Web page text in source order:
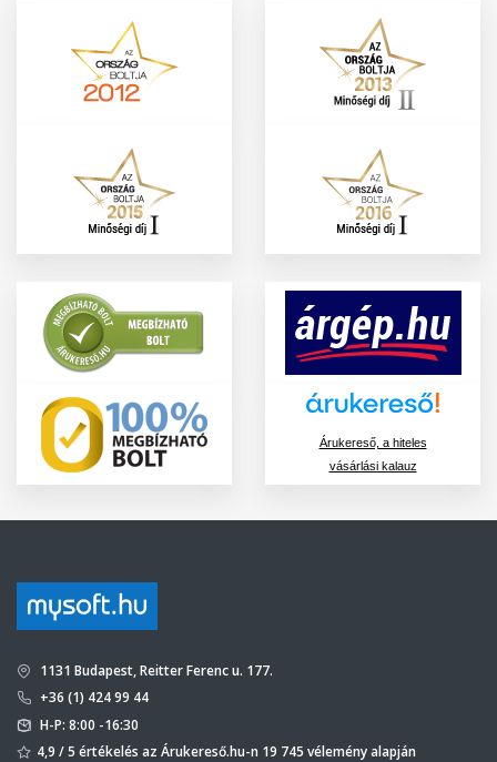
Árukereső, a hiteles
vásárlási kalauz
1131 Budapest, Reitter Ferenc u. 177.
+36 (1) 424 99 44
H-P: 8:00 -16:30
4,9 / 5 értékelés az Árukereső.hu-n 19 745 vélemény alapján